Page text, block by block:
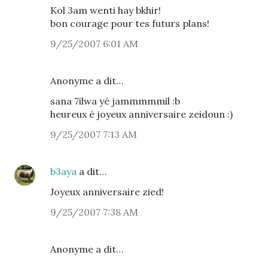
Kol 3am wenti hay bkhir!
bon courage pour tes futurs plans!
9/25/2007 6:01 AM
Anonyme a dit…
sana 7ilwa yé jammmmmil :b
heureux é joyeux anniversaire zeidoun :)
9/25/2007 7:13 AM
b3aya a dit…
Joyeux anniversaire zied!
9/25/2007 7:38 AM
Anonyme a dit…